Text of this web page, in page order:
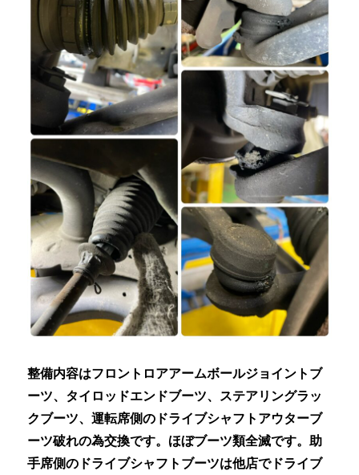
整備内容はフロントロアアームボールジョイントブ
ーツ、タイロッドエンドブーツ、ステアリングラッ
クブーツ、運転席側のドライブシャフトアウターブ
ーツ破れの為交換です。ほぼブーツ類全滅です。助
手席側のドライブシャフトブーツは他店でドライブ